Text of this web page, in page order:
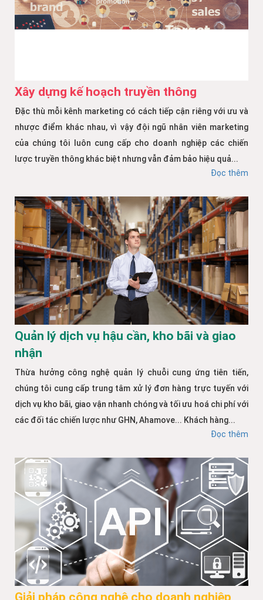
Xây dựng kế hoạch truyền thông
Đặc thù mỗi kênh marketing có cách tiếp cận riêng với ưu và
nhược điểm khác nhau, vì vậy đội ngũ nhân viên marketing
của chúng tôi luôn cung cấp cho doanh nghiệp các chiến
lược truyền thông khác biệt nhưng vẫn đảm bảo hiệu quả...
Đọc thêm
Quản lý dịch vụ hậu cần, kho bãi và giao
nhận
Thừa hưởng công nghệ quản lý chuỗi cung ứng tiên tiến,
chúng tôi cung cấp trung tâm xử lý đơn hàng trực tuyến với
dịch vụ kho bãi, giao vận nhanh chóng và tối ưu hoá chi phí với
các đối tác chiến lược như GHN, Ahamove... Khách hàng...
Đọc thêm
Giải pháp công nghệ cho doanh nghiệp